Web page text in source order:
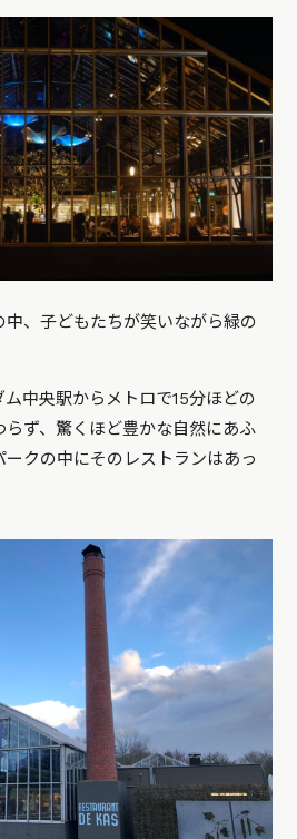
、子どもたちが笑いながら緑の
中央駅からメトロで15分ほどの
ず、驚くほど豊かな自然にあふ
クの中にそのレストランはあっ